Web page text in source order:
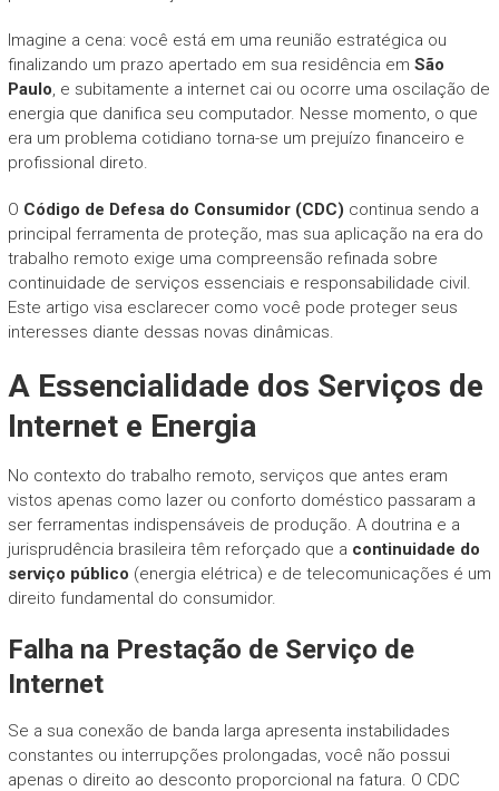
Imagine a cena: você está em uma reunião estratégica ou
finalizando um prazo apertado em sua residência em São
Paulo, e subitamente a internet cai ou ocorre uma oscilação de
energia que danifica seu computador. Nesse momento, o que
era um problema cotidiano torna-se um prejuízo financeiro e
profissional direto.
O Código de Defesa do Consumidor (CDC) continua sendo a
principal ferramenta de proteção, mas sua aplicação na era do
trabalho remoto exige uma compreensão refinada sobre
continuidade de serviços essenciais e responsabilidade civil.
Este artigo visa esclarecer como você pode proteger seus
interesses diante dessas novas dinâmicas.
A Essencialidade dos Serviços de
Internet e Energia
No contexto do trabalho remoto, serviços que antes eram
vistos apenas como lazer ou conforto doméstico passaram a
ser ferramentas indispensáveis de produção. A doutrina e a
jurisprudência brasileira têm reforçado que a continuidade do
serviço público (energia elétrica) e de telecomunicações é um
direito fundamental do consumidor.
Falha na Prestação de Serviço de
Internet
Se a sua conexão de banda larga apresenta instabilidades
constantes ou interrupções prolongadas, você não possui
apenas o direito ao desconto proporcional na fatura. O CDC